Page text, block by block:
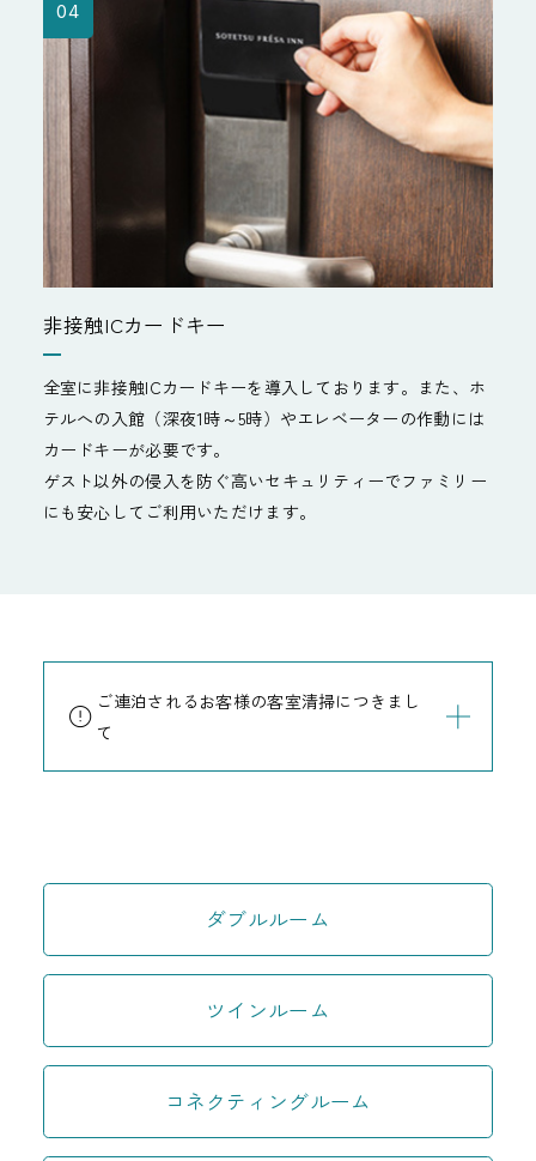
04
非接触ICカードキー
全室に非接触ICカードキーを導入しております。また、ホ
テルへの入館（深夜1時～5時）やエレベーターの作動には
カードキーが必要です。
ゲスト以外の侵入を防ぐ高いセキュリティーでファミリー
にも安心してご利用いただけます。
ご連泊されるお客様の客室清掃につきまし
て
ダブルルーム
ツインルーム
コネクティングルーム